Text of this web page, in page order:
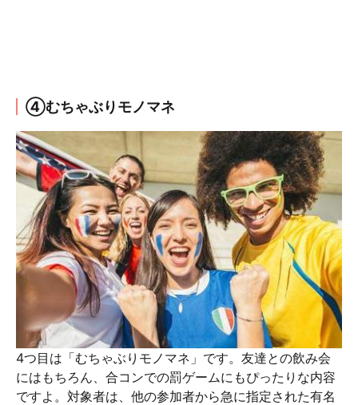
④むちゃぶりモノマネ
4つ目は「むちゃぶりモノマネ」です。友達との飲み会
にはもちろん、合コンでの罰ゲームにもぴったりな内容
ですよ。対象者は、他の参加者から急に指定された有名